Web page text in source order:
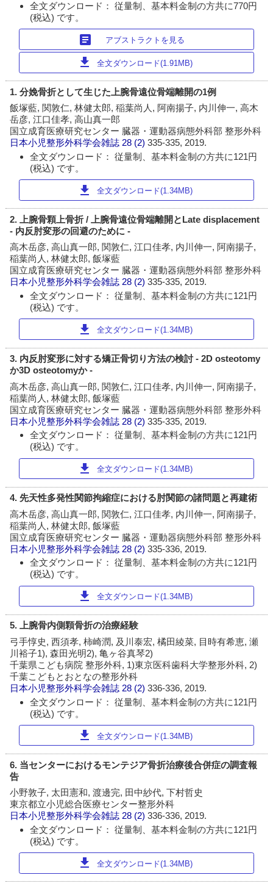
全文ダウンロード： 従量制、基本料金制の方共に770円
(税込) です。
article アブストラクトを見る
download 全文ダウンロード(1.91MB)
1. 分娩骨折として生じた上腕骨遠位骨端離開の1例
飯塚藍, 関敦仁, 林健太郎, 稲葉尚人, 阿南揚子, 内川伸一, 高木
岳彦, 江口佳孝, 高山真一郎
国立成育医療研究センター 臓器・運動器病態外科部 整形外科
日本小児整形外科学会雑誌 28 (2)335-335, 2019.
全文ダウンロード： 従量制、基本料金制の方共に121円
(税込) です。
download 全文ダウンロード(1.34MB)
2. 上腕骨顆上骨折 / 上腕骨遠位骨端離開とLate displacement
- 内反肘変形の回避のために -
高木岳彦, 高山真一郎, 関敦仁, 江口佳孝, 内川伸一, 阿南揚子,
稲葉尚人, 林健太郎, 飯塚藍
国立成育医療研究センター 臓器・運動器病態外科部 整形外科
日本小児整形外科学会雑誌 28 (2)335-335, 2019.
全文ダウンロード： 従量制、基本料金制の方共に121円
(税込) です。
download 全文ダウンロード(1.34MB)
3. 内反肘変形に対する矯正骨切り方法の検討 - 2D osteotomy
か3D osteotomyか -
高木岳彦, 高山真一郎, 関敦仁, 江口佳孝, 内川伸一, 阿南揚子,
稲葉尚人, 林健太郎, 飯塚藍
国立成育医療研究センター 臓器・運動器病態外科部 整形外科
日本小児整形外科学会雑誌 28 (2)335-335, 2019.
全文ダウンロード： 従量制、基本料金制の方共に121円
(税込) です。
download 全文ダウンロード(1.34MB)
4. 先天性多発性関節拘縮症における肘関節の諸問題と再建術
高木岳彦, 高山真一郎, 関敦仁, 江口佳孝, 内川伸一, 阿南揚子,
稲葉尚人, 林健太郎, 飯塚藍
国立成育医療研究センター 臓器・運動器病態外科部 整形外科
日本小児整形外科学会雑誌 28 (2)335-336, 2019.
全文ダウンロード： 従量制、基本料金制の方共に121円
(税込) です。
download 全文ダウンロード(1.34MB)
5. 上腕骨内側顆骨折の治療経験
弓手惇史, 西須孝, 柿崎潤, 及川泰宏, 橘田綾菜, 目時有希恵, 瀬
川裕子1), 森田光明2), 亀ヶ谷真琴2)
千葉県こども病院 整形外科, 1)東京医科歯科大学整形外科, 2)
千葉こどもとおとなの整形外科
日本小児整形外科学会雑誌 28 (2)336-336, 2019.
全文ダウンロード： 従量制、基本料金制の方共に121円
(税込) です。
download 全文ダウンロード(1.34MB)
6. 当センターにおけるモンテジア骨折治療後合併症の調査報
告
小野敦子, 太田憲和, 渡邊完, 田中紗代, 下村哲史
東京都立小児総合医療センター整形外科
日本小児整形外科学会雑誌 28 (2)336-336, 2019.
全文ダウンロード： 従量制、基本料金制の方共に121円
(税込) です。
download 全文ダウンロード(1.34MB)